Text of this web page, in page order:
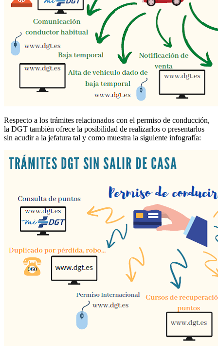
Respecto a los trámites relacionados con el permiso de conducción,
la DGT también ofrece la posibilidad de realizarlos o presentarlos
sin acudir a la jefatura tal y como muestra la siguiente infografía: